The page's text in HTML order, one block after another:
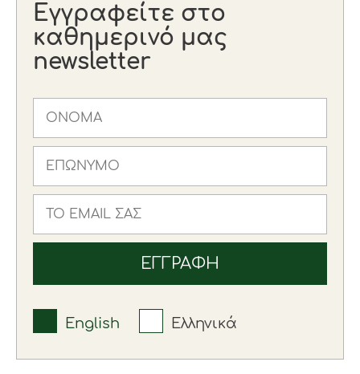
Εγγραφείτε στο
καθημερινό μας
newsletter
English Ελληνικά